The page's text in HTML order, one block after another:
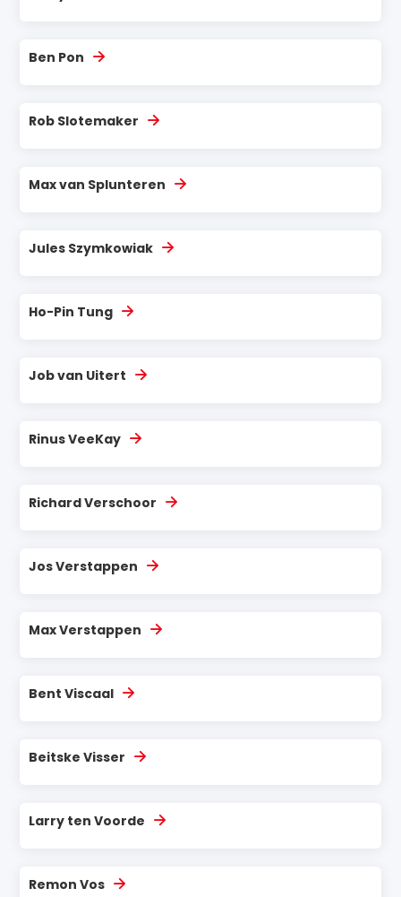
Ben Pon
Rob Slotemaker
Max van Splunteren
Jules Szymkowiak
Ho-Pin Tung
Job van Uitert
Rinus VeeKay
Richard Verschoor
Jos Verstappen
Max Verstappen
Bent Viscaal
Beitske Visser
Larry ten Voorde
Remon Vos